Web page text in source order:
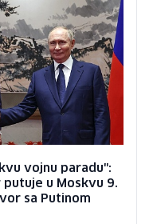
vojnu paradu":
u Moskvu 9.
sa Putinom